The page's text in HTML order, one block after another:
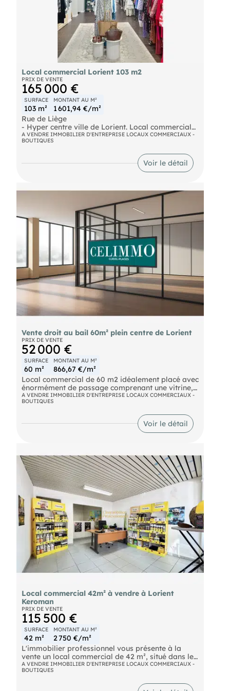
Local commercial Lorient 103 m2
PRIX DE VENTE
165 000 €
SURFACE
103 m²
MONTANT AU M²
1 601,94 €/m²
Rue de Liège
- Hyper centre ville de Lorient. Local commercial
de 103m² sur 2 niveaux :
- Au RDC : une surface de vente, une réserve avec
- Au 1er étage : un espace ouvert, 2 pièces. Le
local a été rénové dernièrement et est prêt pour
A VENDRE IMMOBILIER D'ENTREPRISE LOCAUX COMMERCIAUX -
BOUTIQUES
Voir le détail
Vente droit au bail 60m² plein centre de Lorient
PRIX DE VENTE
52 000 €
SURFACE
60 m²
MONTANT AU M²
866,67 €/m²
Local commercial de 60 m2 idéalement placé avec
énormément de passage comprenant une vitrine,
une surface de vente en 2 parties, une réserve, un
WC. Egalement, il bénéficie d'un jardin privatif
exposé plein sud. Ce local est destiné à toutes les
activités sauf celles de restauration.
Cetemplacement vous séduira sans aucun doute.
Commercial
- Numéro RSAC : 379 757 172
- Lorient.
A VENDRE IMMOBILIER D'ENTREPRISE LOCAUX COMMERCIAUX -
BOUTIQUES
Voir le détail
Local commercial 42m² à vendre à Lorient
Keroman
PRIX DE VENTE
115 500 €
SURFACE
42 m²
MONTANT AU M²
2 750 €/m²
L'immobilier professionnel vous présente à la
vente un local commercial de 42 m², situé dans le
quartier Keroman-Merville à Lorient, à proximité
immédiate du centre-ville et des principaux axes
A VENDRE IMMOBILIER D'ENTREPRISE LOCAUX COMMERCIAUX -
BOUTIQUES